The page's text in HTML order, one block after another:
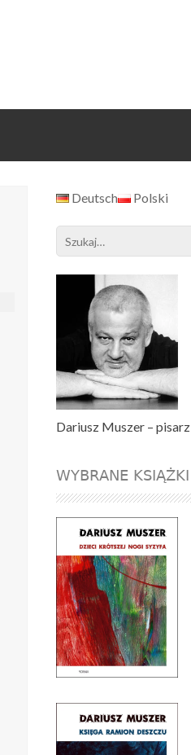
Deutsch Polski
Dariusz Muszer – pisarz
WYBRANE KSIĄŻKI